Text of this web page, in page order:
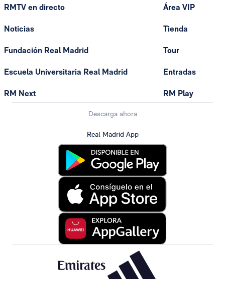
RMTV en directo
Noticias
Fundación Real Madrid
Escuela Universitaria Real Madrid
RM Next
Área VIP
Tienda
Tour
Entradas
RM Play
Descarga ahora
Real Madrid App